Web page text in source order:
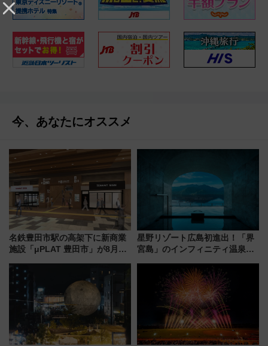
今、あなたにオススメ
名鉄豊田市駅の高架下に新商業
施設「μPLAT 豊田市」が8月26
たな玄関口へ
星野リゾート広島初進出！「界
宮島」のインフィニティ温泉と
宿泊料金・アクセスは？（2026
年7月23日開業）